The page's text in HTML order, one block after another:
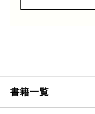
書籍一覧